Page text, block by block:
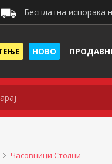
Бесплатна испорака
НОВО
Часовници Столни